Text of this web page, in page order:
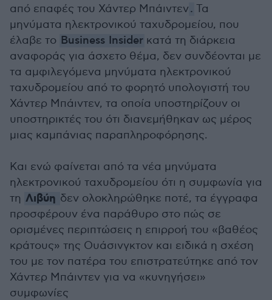
από επαφές του Χάντερ Μπάιντεν. Τα
μηνύματα ηλεκτρονικού ταχυδρομείου, που
έλαβε το Business Insider κατά τη διάρκεια
αναφοράς για άσχετο θέμα, δεν συνδέονται με
τα αμφιλεγόμενα μηνύματα ηλεκτρονικού
ταχυδρομείου από το φορητό υπολογιστή του
Χάντερ Μπάιντεν, τα οποία υποστηρίζουν οι
υποστηρικτές του ότι διανεμήθηκαν ως μέρος
μιας καμπάνιας παραπληροφόρησης.
Και ενώ φαίνεται από τα νέα μηνύματα
ηλεκτρονικού ταχυδρομείου ότι η συμφωνία για
τη Λιβύη δεν ολοκληρώθηκε ποτέ, τα έγγραφα
προσφέρουν ένα παράθυρο στο πώς σε
ορισμένες περιπτώσεις η επιρροή του «βαθέος
κράτους» της Ουάσινγκτον και ειδικά η σχέση
του με τον πατέρα του επιστρατεύτηκε από τον
Χάντερ Μπάιντεν για να «κυνηγήσει»
συμφωνίες